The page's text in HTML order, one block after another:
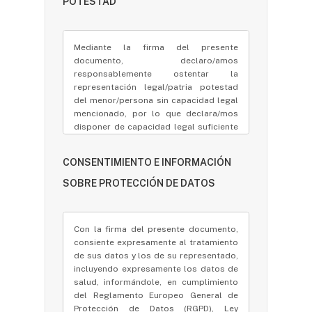
Mediante la firma del presente
documento, declaro/amos
responsablemente ostentar la
representación legal/patria potestad
del menor/persona sin capacidad legal
mencionado, por lo que declara/mos
disponer de capacidad legal suficiente
representación, lo que deberá ser
documentalmente acreditado ante
representación legal, D.N.I. de titulares
de patria potestad/representantes
legales y del menor/representado,
sentencia judicial guarda y custodia o
divorcio, etc. En caso de suscribir el
presente documento uno solo de los
CONSENTIMIENTO E INFORMACIÓN
SOBRE PROTECCIÓN DE DATOS
Con la firma del presente documento,
consiente expresamente al tratamiento
de sus datos y los de su representado,
incluyendo expresamente los datos de
salud, informándole, en cumplimiento
del Reglamento Europeo General de
Protección de Datos (RGPD), Ley